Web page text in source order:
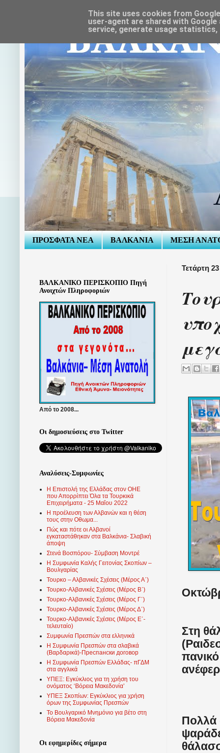
ΠΡΟΣΦΑΤΑ ΝΕΑ ΒΑΛΚΑΝΙΑ ΜΕΣΗ
Τετάρτη
Στη
Πολλά
ΒΑΛΚΑΝΙΚΟ ΠΕΡΙΣΚΟΠΙΟ Πηγή
Ανοιχτών Πληροφοριών
Από το 2008...
Οι δημοσιεύσεις στο Twitter
Αναλύσεις-Συμφωνίες
Η Επιστολή της Ελλάδας στον ΟΗΕ
που Απορρίπτει Όλα τα Τουρκικά
Επιχειρήματα - 25 Μαΐου 2022
Η προέλευση των Αλβανών και η θέση
τους στην Οθωμα...
Πώς και πότε οι Αλβανοί
εγκαταστάθηκαν στα Βαλκάνια- Σλαβική
άποψη
Στενά Βοσπόρου- Σύμβαση Μοντρέ
Η Συμφωνία Καλής Γειτονίας Σκοπίων –
Βουλγαρίας
Τουρκο – Αλβανικές Σχέσεις (Mέρος Α΄)
Τουρκο-Αλβανικές Σχέσεις (Μέρος Β΄)
Τουρκο-Αλβανικές Σχέσεις (Μέρος Γ΄)
Τουρκο-Αλβανικές Σχέσεις (Μέρος Δ΄)
Τουρκο-Αλβανικές Σχέσεις (Μέρος Ε΄-
τελευταίο)
Συμφωνία Πρεσπών στα ελληνικά
Η Συμφωνία Πρεσπών στα σλαβικά
(Βαρδαρικά)-Преспански договор
Η Συμφωνία Πρεσπών Ελλάδας- πΓΔΜ
στα αγγλικά
ΥΠΕΞ: Εγκύκλιος για τη χρήση του
ονόματος ‘Βόρεια Μακεδονία’
ΥΠΕΞ Σκοπίων: Εγκύκλιος για χρήση
όρων της Συμφωνίας Πρεσπών
Το Βουλγαρικό Μνημόνιο για βέτο στη
Βόρεια Μακεδονία
Οι εφημερίδες σήμερα
This site uses cookies from
user-agent are shared with
service, generate usage statistics,